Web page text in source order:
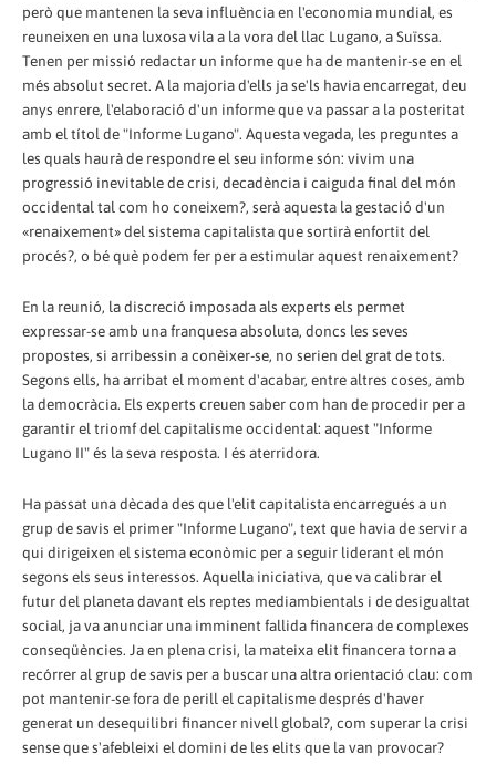
però que mantenen la seva influència en l'economia mundial, es
reuneixen en una luxosa vila a la vora del llac Lugano, a Suïssa.
Tenen per missió redactar un informe que ha de mantenir-se en el
més absolut secret. A la majoria d'ells ja se'ls havia encarregat, deu
anys enrere, l'elaboració d'un informe que va passar a la posteritat
amb el títol de "Informe Lugano". Aquesta vegada, les preguntes a
les quals haurà de respondre el seu informe són: vivim una
progressió inevitable de crisi, decadència i caiguda final del món
occidental tal com ho coneixem?, serà aquesta la gestació d'un
«renaixement» del sistema capitalista que sortirà enfortit del
procés?, o bé què podem fer per a estimular aquest renaixement?
En la reunió, la discreció imposada als experts els permet
expressar-se amb una franquesa absoluta, doncs les seves
propostes, si arribessin a conèixer-se, no serien del grat de tots.
Segons ells, ha arribat el moment d'acabar, entre altres coses, amb
la democràcia. Els experts creuen saber com han de procedir per a
garantir el triomf del capitalisme occidental: aquest "Informe
Lugano II" és la seva resposta. I és aterridora.
Ha passat una dècada des que l'elit capitalista encarregués a un
grup de savis el primer "Informe Lugano", text que havia de servir a
qui dirigeixen el sistema econòmic per a seguir liderant el món
segons els seus interessos. Aquella iniciativa, que va calibrar el
futur del planeta davant els reptes mediambientals i de desigualtat
social, ja va anunciar una imminent fallida financera de complexes
conseqüències. Ja en plena crisi, la mateixa elit financera torna a
recórrer al grup de savis per a buscar una altra orientació clau: com
pot mantenir-se fora de perill el capitalisme després d'haver
generat un desequilibri financer nivell global?, com superar la crisi
sense que s'afebleixi el domini de les elits que la van provocar?